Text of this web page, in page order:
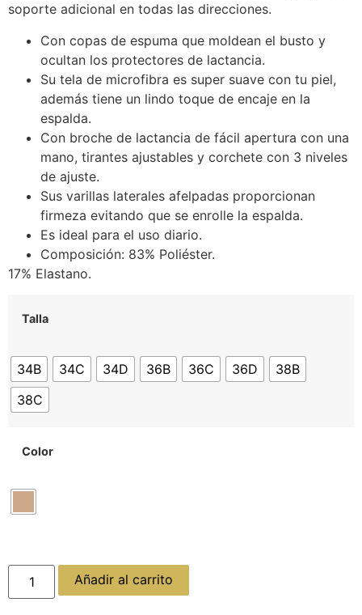
soporte adicional en todas las direcciones.
Con copas de espuma que moldean el busto y
ocultan los protectores de lactancia.
Su tela de microfibra es super suave con tu piel,
además tiene un lindo toque de encaje en la
espalda.
Con broche de lactancia de fácil apertura con una
mano, tirantes ajustables y corchete con 3 niveles
de ajuste.
Sus varillas laterales afelpadas proporcionan
firmeza evitando que se enrolle la espalda.
Es ideal para el uso diario.
Composición: 83% Poliéster.
17% Elastano.
Talla
34B 34C 34D 36B 36C 36D
38B
38C
Color
Añadir al carrito